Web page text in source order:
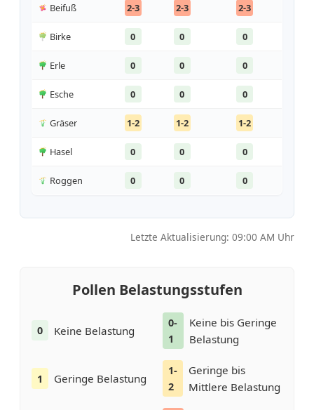
Beifuß 2-3 2-3 2-3
Birke 0 0 0
Erle 0 0 0
Esche 0 0 0
Gräser 1-2 1-2 1-2
Hasel 0 0 0
Roggen 0 0 0
Letzte Aktualisierung: 09:00 AM Uhr
Pollen Belastungsstufen
0 Keine Belastung
0-
1
Keine bis Geringe
Belastung
1 Geringe Belastung
1-
2
Geringe bis
Mittlere Belastung